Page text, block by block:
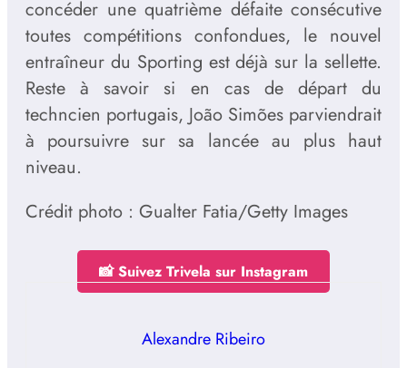
concéder une quatrième défaite consécutive
toutes compétitions confondues, le nouvel
entraîneur du Sporting est déjà sur la sellette.
Reste à savoir si en cas de départ du
techncien portugais, João Simões parviendrait
à poursuivre sur sa lancée au plus haut
niveau.
Crédit photo : Gualter Fatia/Getty Images
📸 Suivez Trivela sur Instagram
Alexandre Ribeiro